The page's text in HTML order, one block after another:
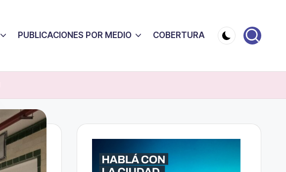
PUBLICACIONES POR MEDIO COBERTURA